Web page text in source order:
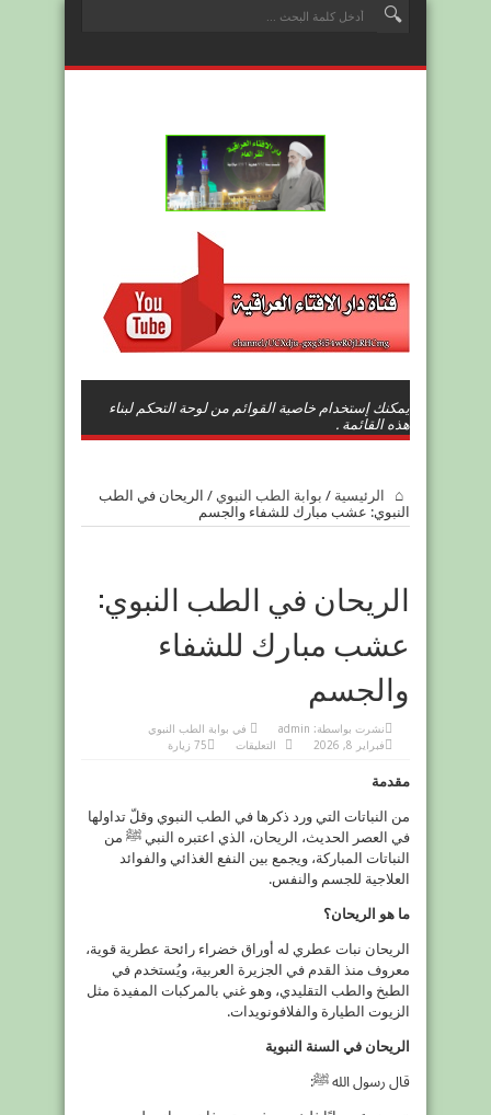
يمكنك إستخدام خاصية القوائم من لوحة التحكم لبناء
هذه القائمة .
الرئيسية / بوابة الطب النبوي / الريحان في الطب
النبوي: عشب مبارك للشفاء والجسم
الريحان في الطب النبوي:
عشب مبارك للشفاء
والجسم
نشرت بواسطة: admin في بوابة الطب النبوي
فبراير 8, 2026
التعليقات
على
مبارك
والجسم
مغلقة
75 زيارة
مقدمة
من النباتات التي ورد ذكرها في الطب النبوي وقلّ تداولها
في العصر الحديث، الريحان، الذي اعتبره النبي ﷺ من
النباتات المباركة، ويجمع بين النفع الغذائي والفوائد
العلاجية للجسم والنفس.
ما هو الريحان؟
الريحان نبات عطري له أوراق خضراء رائحة عطرية قوية،
معروف منذ القدم في الجزيرة العربية، ويُستخدم في
الطبخ والطب التقليدي، وهو غني بالمركبات المفيدة مثل
الزيوت الطيارة والفلافونويدات.
الريحان في السنة النبوية
قال رسول الله ﷺ: